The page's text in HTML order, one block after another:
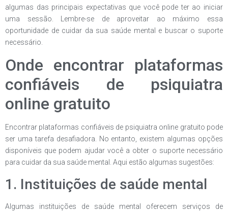
algumas das principais expectativas que você pode ter ao iniciar
uma sessão. Lembre-se de aproveitar ao máximo essa
oportunidade de cuidar da sua saúde mental e buscar o suporte
necessário.
Onde encontrar plataformas
confiáveis de psiquiatra
online gratuito
Encontrar plataformas confiáveis de psiquiatra online gratuito pode
ser uma tarefa desafiadora. No entanto, existem algumas opções
disponíveis que podem ajudar você a obter o suporte necessário
para cuidar da sua saúde mental. Aqui estão algumas sugestões:
1. Instituições de saúde mental
Algumas instituições de saúde mental oferecem serviços de